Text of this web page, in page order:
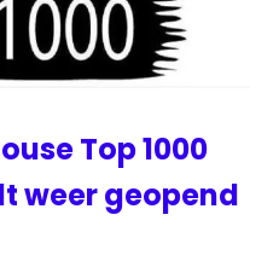
Top 1000
weer geopend